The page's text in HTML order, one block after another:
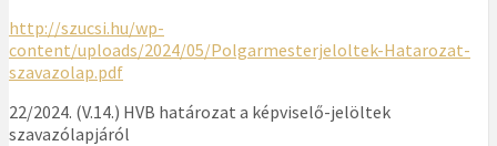
http://szucsi.hu/wp-
content/uploads/2024/05/Polgarmesterjeloltek-Hatarozat-
szavazolap.pdf
22/2024. (V.14.) HVB határozat a képviselő-jelöltek
szavazólapjáról